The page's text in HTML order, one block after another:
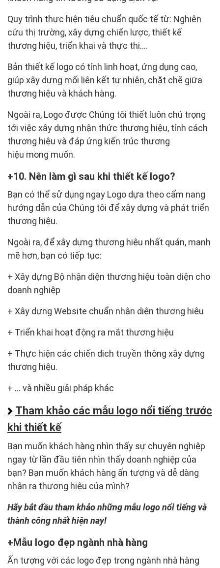
Quy trình thực hiện tiêu chuẩn quốc tế từ: Nghiên
cứu thị trường, xây dựng chiến lược, thiết kế
thương hiệu, triển khai và thực thi….
Bản thiết kế logo có tính linh hoạt, ứng dụng cao,
giúp xây dựng mối liên kết tự nhiên, chặt chẽ giữa
thương hiệu và khách hàng.
Ngoài ra, Logo được Chúng tôi thiết luôn chú trọng
tới việc xây dựng nhận thức thương hiệu, tính cách
thương hiệu và đáp ứng kiến trúc thương
hiệu mong muốn.
10. Nên làm gì sau khi thiết kế logo?
Bạn có thể sử dụng ngay Logo dựa theo cẩm nang
hướng dẫn của Chúng tôi để xây dựng và phát triển
thương hiệu.
Ngoài ra, để xây dựng thương hiệu nhất quán, mạnh
mẽ hơn, bạn có tiếp tục:
+ Xây dựng Bộ nhận diện thương hiệu toàn diện cho
doanh nghiệp
+ Xây dựng Website chuẩn nhận diện thương hiệu
+ Triển khai hoạt động ra mắt thương hiệu
+ Thực hiện các chiến dịch truyền thông xây dựng
thương hiệu.
+ … và nhiều giải pháp khác
Tham khảo các mẫu logo nổi tiếng trước
khi thiết kế
Bạn muốn khách hàng nhìn thấy sự chuyên nghiệp
ngay từ lần đầu tiên nhìn thấy doanh nghiệp của
bạn? Bạn muốn khách hàng ấn tượng và dễ dàng
nhận ra thương hiệu của mình?
Hãy bắt đầu tham khảo những mẫu logo nổi tiếng và
thành công nhất hiện nay!
Mẫu logo đẹp ngành nhà hàng
Ấn tượng với các logo đẹp trong ngành nhà hàng